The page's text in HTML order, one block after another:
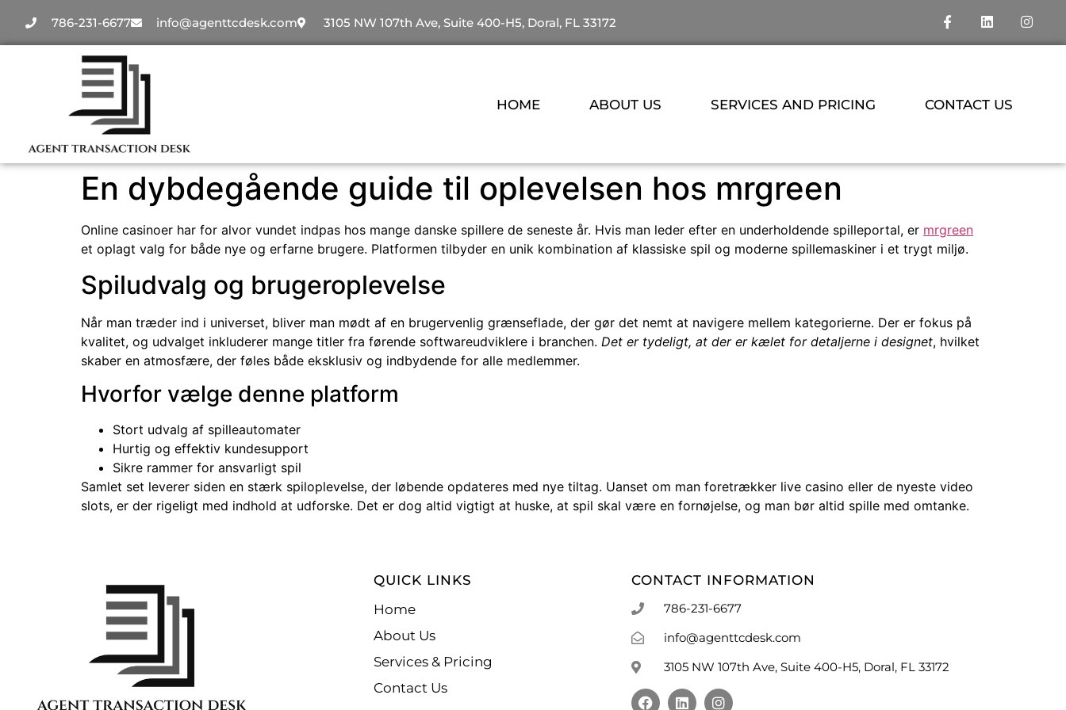
786-231-6677 info@agenttcdesk.com 3105 NW 107th Ave, Suite 400-H5, Doral, FL 33172
HOME ABOUT US SERVICES AND PRICING CONTACT US
En dybdegående guide til oplevelsen hos mrgreen
Online casinoer har for alvor vundet indpas hos mange danske spillere de seneste år. Hvis man leder efter en underholdende spilleportal, er mrgreen
et oplagt valg for både nye og erfarne brugere. Platformen tilbyder en unik kombination af klassiske spil og moderne spillemaskiner i et trygt miljø.
Spiludvalg og brugeroplevelse
Når man træder ind i universet, bliver man mødt af en brugervenlig grænseflade, der gør det nemt at navigere mellem kategorierne. Der er fokus på
kvalitet, og udvalget inkluderer mange titler fra førende softwareudviklere i branchen. Det er tydeligt, at der er kælet for detaljerne i designet, hvilket
skaber en atmosfære, der føles både eksklusiv og indbydende for alle medlemmer.
Hvorfor vælge denne platform
Stort udvalg af spilleautomater
Hurtig og effektiv kundesupport
Sikre rammer for ansvarligt spil
Samlet set leverer siden en stærk spiloplevelse, der løbende opdateres med nye tiltag. Uanset om man foretrækker live casino eller de nyeste video
slots, er der rigeligt med indhold at udforske. Det er dog altid vigtigt at huske, at spil skal være en fornøjelse, og man bør altid spille med omtanke.
QUICK LINKS
Home
About Us
Services & Pricing
Contact Us
CONTACT INFORMATION
786-231-6677
info@agenttcdesk.com
3105 NW 107th Ave, Suite 400-H5, Doral, FL 33172